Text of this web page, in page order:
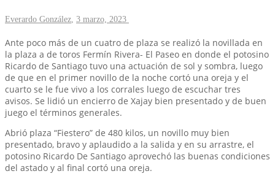
Everardo González, 3 marzo, 2023
Ante poco más de un cuatro de plaza se realizó la novillada en
la plaza a de toros Fermín Rivera- El Paseo en donde el potosino
Ricardo de Santiago tuvo una actuación de sol y sombra, luego
de que en el primer novillo de la noche cortó una oreja y el
cuarto se le fue vivo a los corrales luego de escuchar tres
avisos. Se lidió un encierro de Xajay bien presentado y de buen
juego el términos generales.
Abrió plaza “Fiestero” de 480 kilos, un novillo muy bien
presentado, bravo y aplaudido a la salida y en su arrastre, el
potosino Ricardo De Santiago aprovechó las buenas condiciones
del astado y al final cortó una oreja.